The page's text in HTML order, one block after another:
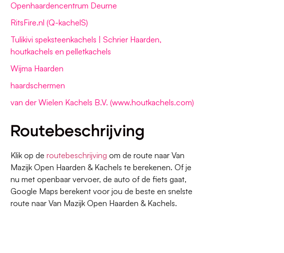
Openhaardencentrum Deurne
RitsFire.nl (Q-kachelS)
Tulikivi speksteenkachels | Schrier Haarden,
houtkachels en pelletkachels
Wijma Haarden
haardschermen
van der Wielen Kachels B.V. (www.houtkachels.com)
Routebeschrijving
Klik op de routebeschrijving om de route naar Van
Mazijk Open Haarden & Kachels te berekenen. Of je
nu met openbaar vervoer, de auto of de fiets gaat,
Google Maps berekent voor jou de beste en snelste
route naar Van Mazijk Open Haarden & Kachels.